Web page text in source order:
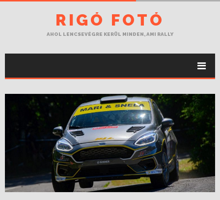
RIGÓ FOTÓ
AHOL LENCSEVÉGRE KERÜL MINDEN, AMI RALLY